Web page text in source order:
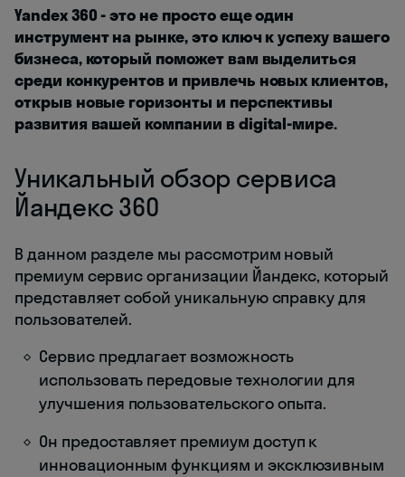
Yandex 360 - это не просто еще один
инструмент на рынке, это ключ к успеху вашего
бизнеса, который поможет вам выделиться
среди конкурентов и привлечь новых клиентов,
открыв новые горизонты и перспективы
развития вашей компании в digital-мире.
Уникальный обзор сервиса
Йандекс 360
В данном разделе мы рассмотрим новый
премиум сервис организации Йандекс, который
представляет собой уникальную справку для
пользователей.
Сервис предлагает возможность
использовать передовые технологии для
улучшения пользовательского опыта.
Он предоставляет премиум доступ к
инновационным функциям и эксклюзивным